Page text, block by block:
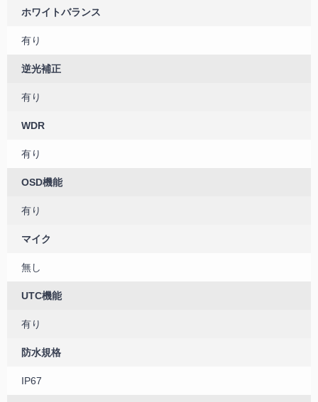
ホワイトバランス
有り
逆光補正
有り
WDR
有り
OSD機能
有り
マイク
無し
UTC機能
有り
防水規格
IP67